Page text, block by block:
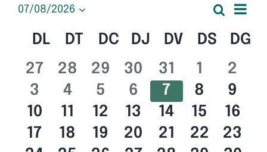
Esdeveniments Cerca
de
Mes
07/08/2026
una
data.
Calendari
de
Esdeveniments
DLDILLUNS
DT DIMARTS
DC DIMECRES
DJ DIJOUS
DV DIVENDRES
DS DG
0
esdeveniments
27
0
esdeveniments
28
0
esdeveniments
29
0
esdeveniments
30
0
31
0
1
0
2
0
esdeveniments
3
0
esdeveniments
4
0
esdeveniments
5
0
esdeveniments
6
0
7
0
8
0
9
0
esdeveniments
10
0
esdeveniments
11
0
esdeveniments
12
0
esdeveniments
13
0
14
0
15
0
16
0
17
0
18
0
19
0
20
0
21
0
22
0
23